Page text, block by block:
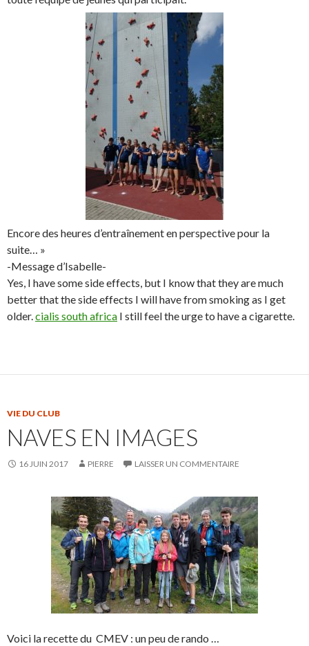
Encore des heures d’entraînement en perspective pour la
suite… »
-Message d’Isabelle-
Yes, I have some side effects, but I know that they are much
better that the side effects I will have from smoking as I get
older.cialis south africa I still feel the urge to have a cigarette.
VIE DU CLUB
NAVES EN IMAGES
16 JUIN 2017 PIERRE LAISSER UN COMMENTAIRE
Voici la recette du CMEV : un peu de rando …